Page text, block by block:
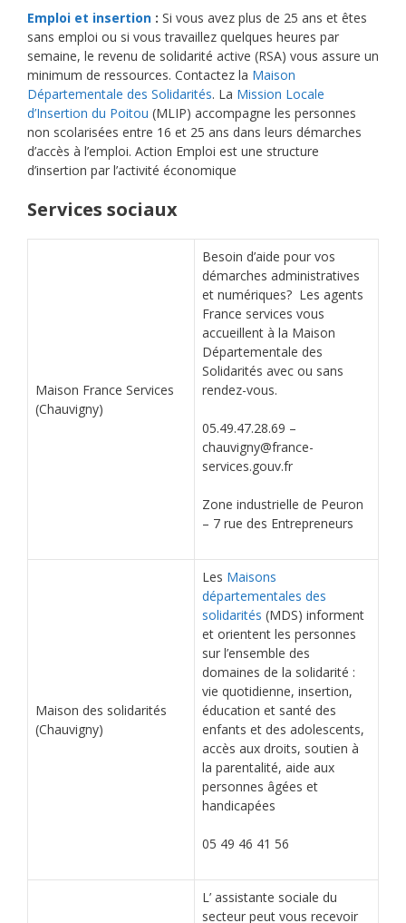
Emploi et insertion : Si vous avez plus de 25 ans et êtes
sans emploi ou si vous travaillez quelques heures par
semaine, le revenu de solidarité active (RSA) vous assure un
minimum de ressources. Contactez la Maison
Départementale des Solidarités. La Mission Locale
d’Insertion du Poitou (MLIP) accompagne les personnes
non scolarisées entre 16 et 25 ans dans leurs démarches
d’accès à l’emploi. Action Emploi est une structure
d’insertion par l’activité économique
Services sociaux
Maison France Services
(Chauvigny)
Besoin d’aide pour vos
démarches administratives
et numériques? Les agents
France services vous
accueillent à la Maison
Départementale des
Solidarités avec ou sans
rendez-vous.
05.49.47.28.69 –
chauvigny@france-
services.gouv.fr
Zone industrielle de Peuron
– 7 rue des Entrepreneurs
Maison des solidarités
(Chauvigny)
Les Maisons
départementales des
solidarités (MDS) informent
et orientent les personnes
sur l’ensemble des
domaines de la solidarité :
vie quotidienne, insertion,
éducation et santé des
enfants et des adolescents,
accès aux droits, soutien à
la parentalité, aide aux
personnes âgées et
handicapées
05 49 46 41 56
L’ assistante sociale du
secteur peut vous recevoir